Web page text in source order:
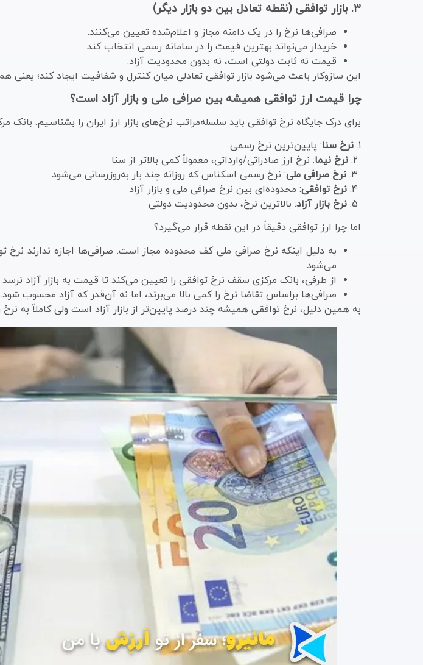
۳. بازار توافقی (نقطه تعادل بین دو بازار دیگر)
صرافی‌ها نرخ را در یک دامنه مجاز و اعلام‌شده تعیین می‌کنند.
خریدار می‌تواند بهترین قیمت را در سامانه رسمی انتخاب کند.
قیمت نه ثابت دولتی است، نه بدون محدودیت آزاد.
این سازوکار باعث می‌شود بازار توافقی تعادلی میان کنترل و شفافیت ایجاد کند؛
چرا قیمت ارز توافقی همیشه بین صرافی ملی و بازار آزاد است؟
برای درک جایگاه نرخ توافقی باید سلسله‌مراتب نرخ‌های بازار ارز ایران را بشناسیم.
۱. نرخ سنا: پایین‌ترین نرخ رسمی
نرخ نیما: نرخ ارز صادراتی/وارداتی، معمولاً کمی بالاتر از سنا
نرخ صرافی ملی: نرخ رسمی اسکناس که روزانه چند بار به‌روزرسانی می‌شود
نرخ توافقی: محدوده‌ای بین نرخ صرافی ملی و بازار آزاد
نرخ بازار آزاد: بالاترین نرخ، بدون محدودیت دولتی
اما چرا ارز توافقی دقیقاً در این نقطه قرار می‌گیرد؟
به دلیل اینکه نرخ صرافی ملی کف محدوده مجاز است. صرافی‌ها اجازه ندارند
می‌شود.
از طرفی، بانک مرکزی سقف نرخ توافقی را تعیین می‌کند تا قیمت به بازار آزاد
صرافی‌ها براساس تقاضا نرخ را کمی بالا می‌برند، اما نه آن‌قدر که آزاد محسوب شود.
به همین دلیل، نرخ توافقی همیشه چند درصد پایین‌تر از بازار آزاد است ولی کاملاً به